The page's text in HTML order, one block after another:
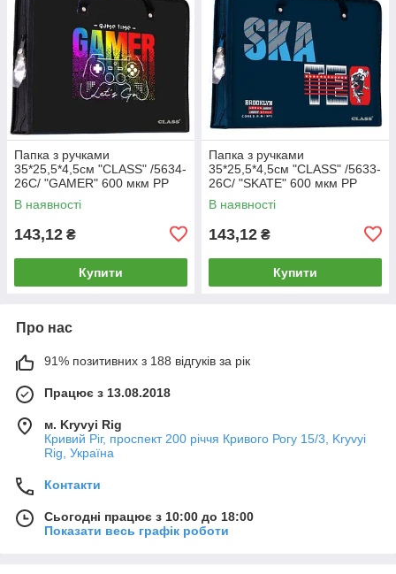
Папка з ручками
35*25,5*4,5см "CLASS" /5634-
26C/ "GAMER" 600 мкм РР
(1/60)
В наявності
143,12 ₴
Купити
Папка з ручками
35*25,5*4,5см "CLASS" /5633-
26C/ "SKATE" 600 мкм РР
(1/60)
В наявності
143,12 ₴
Купити
Про нас
91% позитивних з 188 відгуків за рік
Працює з 13.08.2018
м. Kryvyi Rig
Кривий Ріг, проспект 200 річчя Кривого Рогу 15/3, Kryvyi
Rig, Україна
Контакти
Сьогодні працює з 10:00 до 18:00
Показати весь графік роботи